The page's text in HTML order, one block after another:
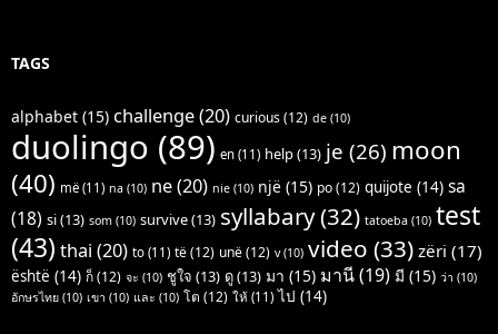
TAGS
alphabet (15) challenge(20) curious(12) de (10)
duolingo (89) en (11) help(13) je (26) moon
(40) më (11) na (10) ne(20) nie (10) një (15) po(12) quijote (14) sa
(18) si(13) som (10) survive(13) syllabary(32) tatoeba (10) test
(43) thai (20) to (11) të(12) unë(12) v(10) video (33) zëri (17)
është (14) ก็(12) จะ (10) ชูใจ (13) ดู(13) มา (15) มานี(19) มี (15) ว่า (10)
อักษรไทย (10) เขา (10) และ (10) โต (12) ให้ (11) ไป (14)